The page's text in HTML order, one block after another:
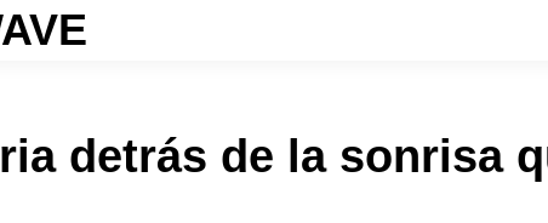
detrás de la sonrisa